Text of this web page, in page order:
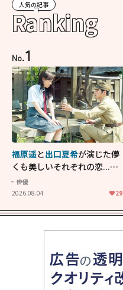
人気の記事
Ranking
No.1
福原遥と出口夏希が演じた儚
くも美しいそれぞれの恋...生
きることの尊さを教えてくれ
た映画「あの花が咲く丘で、
俳優
2026.08.04
29